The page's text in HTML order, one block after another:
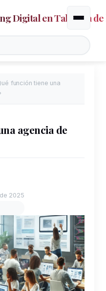
Digital en Talavera de
Alternar
función tiene una
agencia de
2025